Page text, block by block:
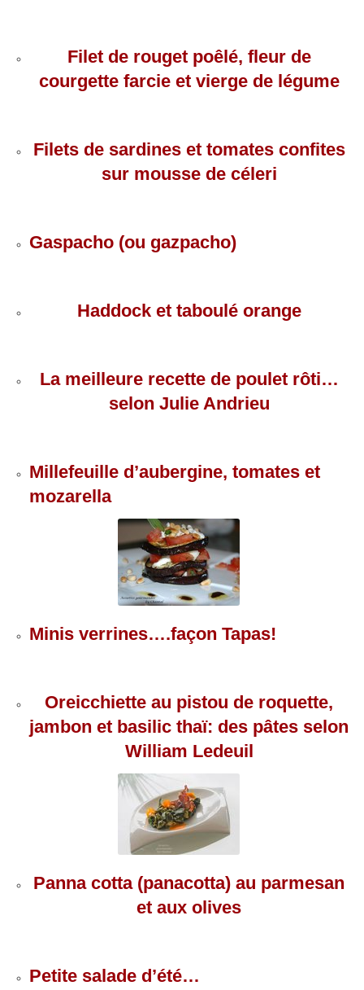
Filet de rouget poêlé, fleur de
courgette farcie et vierge de légume
Filets de sardines et tomates confites
sur mousse de céleri
Gaspacho (ou gazpacho)
Haddock et taboulé orange
La meilleure recette de poulet rôti…
selon Julie Andrieu
Millefeuille d’aubergine, tomates et
mozarella
Minis verrines….façon Tapas!
Oreicchiette au pistou de roquette,
jambon et basilic thaï: des pâtes selon
William Ledeuil
Panna cotta (panacotta) au parmesan
et aux olives
Petite salade d’été…